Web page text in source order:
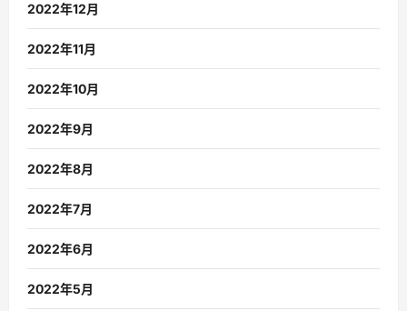
2022年12月
2022年11月
2022年10月
2022年9月
2022年8月
2022年7月
2022年6月
2022年5月